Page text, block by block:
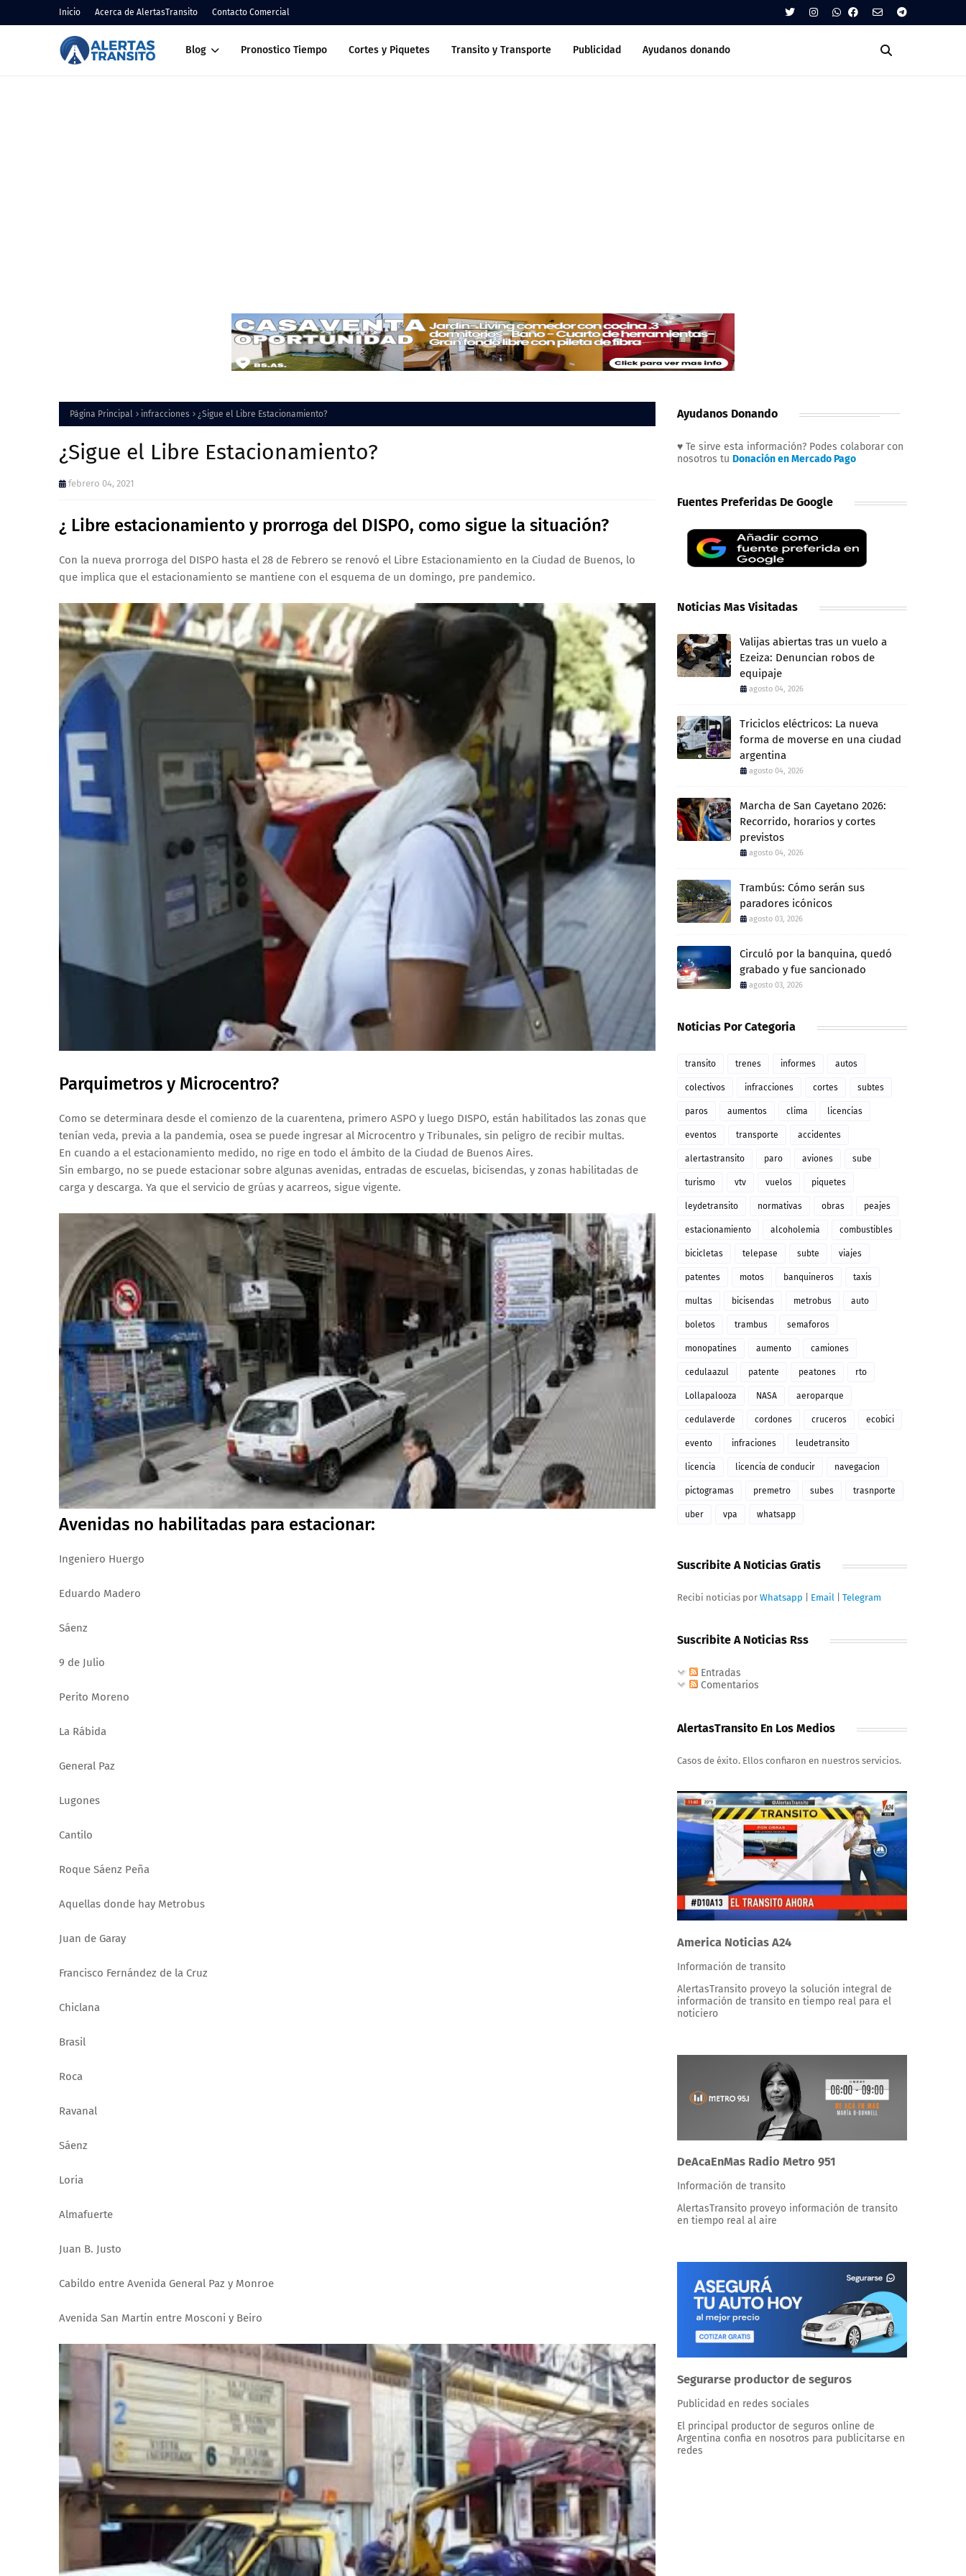
Inicio Acerca de AlertasTransito Contacto Comercial
Blog Pronostico Tiempo Cortes y Piquetes Transito y Transporte Publicidad Ayudanos donando
Página Principal infracciones ¿Sigue el Libre Estacionamiento?
¿Sigue el Libre Estacionamiento?
febrero 04, 2021
¿ Libre estacionamiento y prorroga del DISPO, como sigue la situación?
Con la nueva prorroga del DISPO hasta el 28 de Febrero se renovó el Libre Estacionamiento en la Ciudad de Buenos, lo
que implica que el estacionamiento se mantiene con el esquema de un domingo, pre pandemico.
Parquimetros y Microcentro?
Como se determinara desde el comienzo de la cuarentena, primero ASPO y luego DISPO, están habilitados las zonas que
tenían veda, previa a la pandemia, osea se puede ingresar al Microcentro y Tribunales, sin peligro de recibir multas.
En cuando a el estacionamiento medido, no rige en todo el ámbito de la Ciudad de Buenos Aires.
Sin embargo, no se puede estacionar sobre algunas avenidas, entradas de escuelas, bicisendas, y zonas habilitadas de
carga y descarga. Ya que el servicio de grúas y acarreos, sigue vigente.
Avenidas no habilitadas para estacionar:
Ingeniero Huergo
Eduardo Madero
Sáenz
9 de Julio
Perito Moreno
La Rábida
General Paz
Lugones
Cantilo
Roque Sáenz Peña
Aquellas donde hay Metrobus
Juan de Garay
Francisco Fernández de la Cruz
Chiclana
Brasil
Roca
Ravanal
Sáenz
Loria
Almafuerte
Juan B. Justo
Cabildo entre Avenida General Paz y Monroe
Avenida San Martin entre Mosconi y Beiro
Ayudanos Donando
♥ Te sirve esta información? Podes colaborar con
nosotros tu Donación en Mercado Pago
Fuentes Preferidas De Google
Noticias Mas Visitadas
Valijas abiertas tras un vuelo a
Ezeiza: Denuncian robos de
equipaje
agosto 04, 2026
Triciclos eléctricos: La nueva
forma de moverse en una ciudad
argentina
agosto 04, 2026
Marcha de San Cayetano 2026:
Recorrido, horarios y cortes
previstos
agosto 04, 2026
Trambús: Cómo serán sus
paradores icónicos
agosto 03, 2026
Circuló por la banquina, quedó
grabado y fue sancionado
agosto 03, 2026
Noticias Por Categoria
transito trenes informes autos
colectivos infracciones cortes subtes
paros aumentos clima licencias
eventos transporte accidentes
alertastransito paro aviones sube
turismo vtv vuelos piquetes
leydetransito normativas obras peajes
estacionamiento alcoholemia combustibles
bicicletas telepase subte viajes
patentes motos banquineros taxis
multas bicisendas metrobus auto
boletos trambus semaforos
monopatines aumento camiones
cedulaazul patente peatones rto
Lollapalooza NASA aeroparque
cedulaverde cordones cruceros ecobici
evento infraciones leudetransito
licencia licencia de conducir navegacion
pictogramas premetro subes trasnporte
uber vpa whatsapp
Suscribite A Noticias Gratis
Recibi noticias por Whatsapp Email Telegram
Suscribite A Noticias Rss
Entradas
Comentarios
AlertasTransito En Los Medios
Casos de éxito. Ellos confiaron en nuestros servicios.
America Noticias A24
Información de transito
AlertasTransito proveyo la solución integral de
información de transito en tiempo real para el
noticiero
DeAcaEnMas Radio Metro 951
Información de transito
AlertasTransito proveyo información de transito
en tiempo real al aire
Segurarse productor de seguros
Publicidad en redes sociales
El principal productor de seguros online de
Argentina confia en nosotros para publicitarse en
redes